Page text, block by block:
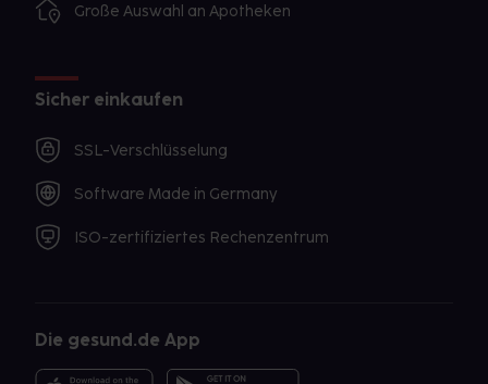
Große Auswahl an Apotheken
Sicher einkaufen
SSL-Verschlüsselung
Software Made in Germany
ISO-zertifiziertes Rechenzentrum
Die gesund.de App